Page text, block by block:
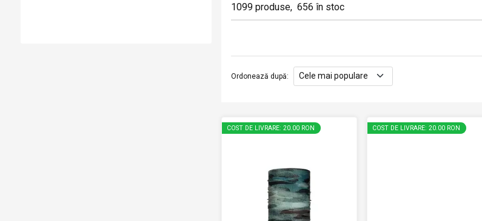
1099 produse, 656 în stoc
Ordonează după:
COST DE LIVRARE: 20.00 RON COST DE LIVRARE: 20.00 RON